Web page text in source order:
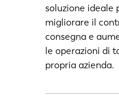
soluzione ideale
migliorare il
consegna e
le operazioni di
propria azienda.